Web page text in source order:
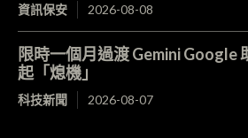
資訊保安 2026-08-08
限時一個月過渡 Gemini Google
起「熄機」
科技新聞 2026-08-07